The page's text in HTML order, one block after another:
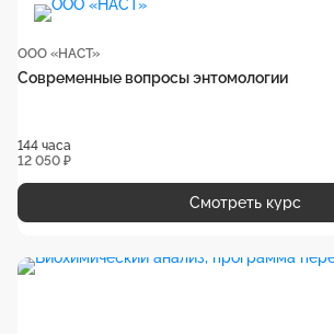
ООО «НАСТ»
Современные вопросы энтомологии
144 часа
12 050 ₽
Смотреть курс